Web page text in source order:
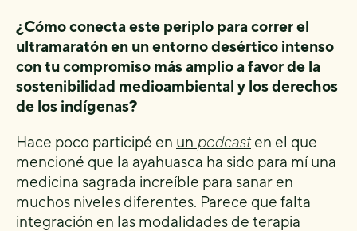
¿Cómo conecta este periplo para correr el
ultramaratón en un entorno desértico intenso
con tu compromiso más amplio a favor de la
sostenibilidad medioambiental y los derechos
de los indígenas?
Hace poco participé en un podcasten el que
mencioné que la ayahuasca ha sido para mí una
medicina sagrada increíble para sanar en
muchos niveles diferentes. Parece que falta
integración en las modalidades de terapia